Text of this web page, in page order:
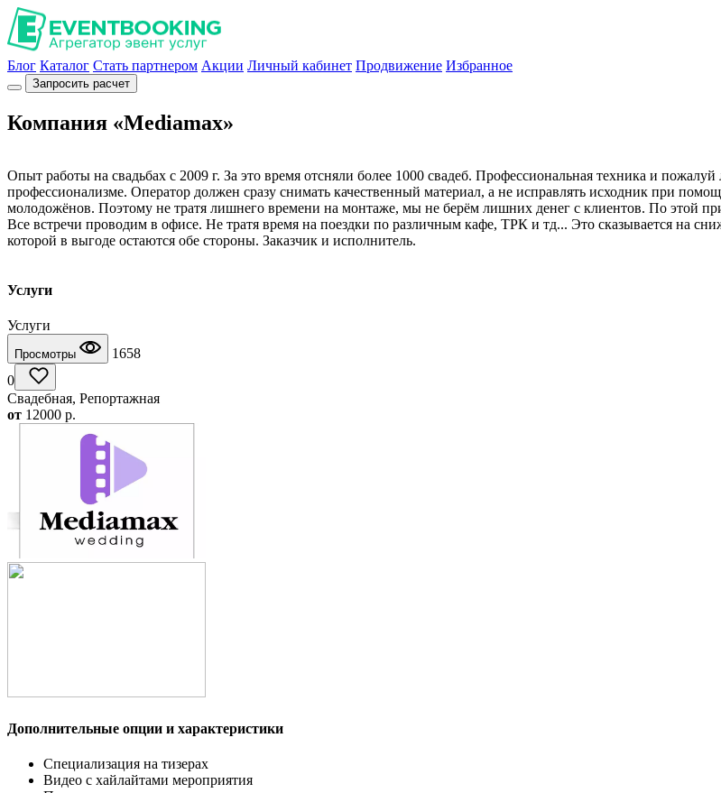
Блог Каталог Стать партнером Акции Личный кабинет Продвижение Избранное
Запросить расчет
Компания «Mediamax»
Опыт работы на свадьбах с 2009 г. За это время отсняли более 1000 свадеб. Профессиональная техника и
профессионализме. Оператор должен сразу снимать качественный материал, а не исправлять исходник при
молодожёнов. Поэтому не тратя лишнего времени на монтаже, мы не берём лишних денег с клиентов. По этой
Все встречи проводим в офисе. Не тратя время на поездки по различным кафе, ТРК и тд... Это сказывается на
которой в выгоде остаются обе стороны. Заказчик и исполнитель.
Услуги
Услуги
Просмотры
1658
0
Свадебная, Репортажная
от 12000 p.
Дополнительные опции и характеристики
Специализация на тизерах
Видео с хайлайтами мероприятия